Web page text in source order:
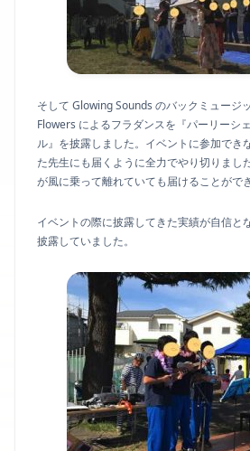
そして Glowing Sounds のバックミュージ
Flowers によるフラダンスを『パーリーシ
ル』を披露しました。イベントに参加でき
た先生にも届くように全力でやり切りまし
が風に乗って離れていても届けることがで
イベントの際に披露してきた実績が自信と
披露していました。